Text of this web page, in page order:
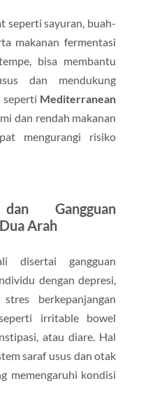
seperti sayuran, buah-
makanan fermentasi
bisa membantu
dan mendukung
seperti Mediterranean
dan rendah makanan
mengurangi risiko
Gangguan
Arah
disertai gangguan
dengan depresi,
berkepanjangan
irritable bowel
atau diare. Hal
saraf usus dan otak
memengaruhi kondisi